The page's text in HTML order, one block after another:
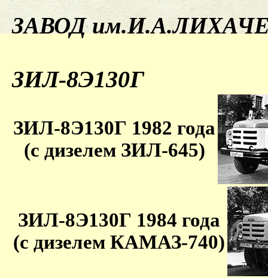
ЗАВОД
ЗИЛ-8Э130Г
ЗИЛ-8Э130Г 1982 года
(с дизелем ЗИЛ-645)
ЗИЛ-8Э130Г 1984 года
(с дизелем КАМАЗ-740)